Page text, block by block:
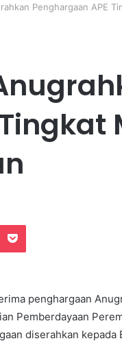
Penghargaan APE
penghargaan
Pemberdayaan
diserahkan kepada